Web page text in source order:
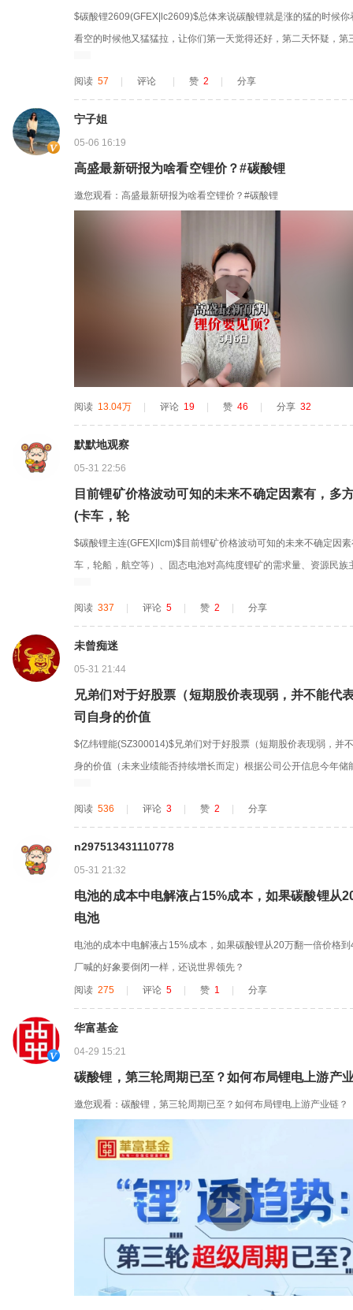
$碳酸锂2609(GFEX|lc2609)$总体来说碳酸锂就是涨的猛的时候
看空的时候他又猛猛拉，让你们第一天觉得还好，第二天怀疑，
阅读 57 评论 赞 2 分享
宁子姐
05-06 16:19
高盛最新研报为啥看空锂价？#碳酸锂
邀您观看：高盛最新研报为啥看空锂价？#碳酸锂
阅读 13.04万 评论 19 赞 46 分享 32
默默地观察
05-31 22:56
目前锂矿价格波动可知的未来不确定因素有，多
(卡车，轮
$碳酸锂主连(GFEX|lcm)$目前锂矿价格波动可知的未来不确定因
车，轮船，航空等）、固态电池对高纯度锂矿的需求量、资源民
全面扩产的潜力递减。空方:钠电池的替代程度、锂矿资源可回收
阅读 337 评论 5 赞 2 分享
未曾痴迷
05-31 21:44
兄弟们对于好股票（短期股价表现弱，并不能代
司自身的价值
$亿纬锂能(SZ300014)$兄弟们对于好股票（短期股价表现弱，并
身的价值（未来业绩能否持续增长而定）根据公司公开信息今年
段），耐心等待逢低关注的机会，另外不建议融资加杠杆（短期
阅读 536 | 评论 3 | 赞 2 | 分享
n297513431110778
05-31 21:32
电池的成本中电解液占15%成本，如果碳酸锂从
电池
电池的成本中电解液占15%成本，如果碳酸锂从20万翻一倍价格
厂喊的好象要倒闭一样，还说世界领先？
阅读 275 | 评论 5 | 赞 1 | 分享
华富基金
04-29 15:21
碳酸锂，第三轮周期已至？如何布局锂电上游产
邀您观看：碳酸锂，第三轮周期已至？如何布局锂电上游产业链？